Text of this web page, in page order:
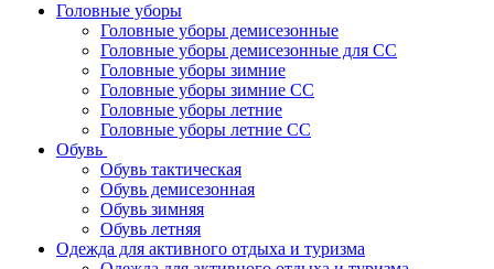
Головные уборы
Головные уборы демисезонные
Головные уборы демисезонные для СС
Головные уборы зимние
Головные уборы зимние СС
Головные уборы летние
Головные уборы летние СС
Обувь
Обувь тактическая
Обувь демисезонная
Обувь зимняя
Обувь летняя
Одежда для активного отдыха и туризма